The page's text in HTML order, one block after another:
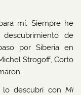
mí. Siempre he
de
por Siberia en
Strogoff, Corto
lo descubrí con Mi